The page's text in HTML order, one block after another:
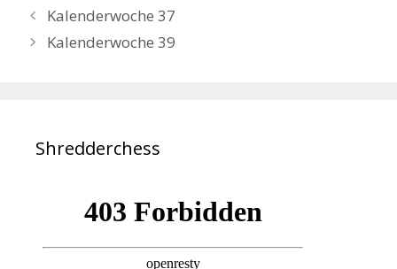
Kalenderwoche 37
Kalenderwoche 39
Shredderchess